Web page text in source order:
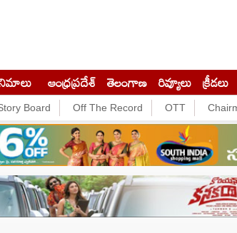
ఆంధ్రప్రదేశ్ తెలంగాణ రివ్యూలు క్రీడలు
Board Off The Record OTT